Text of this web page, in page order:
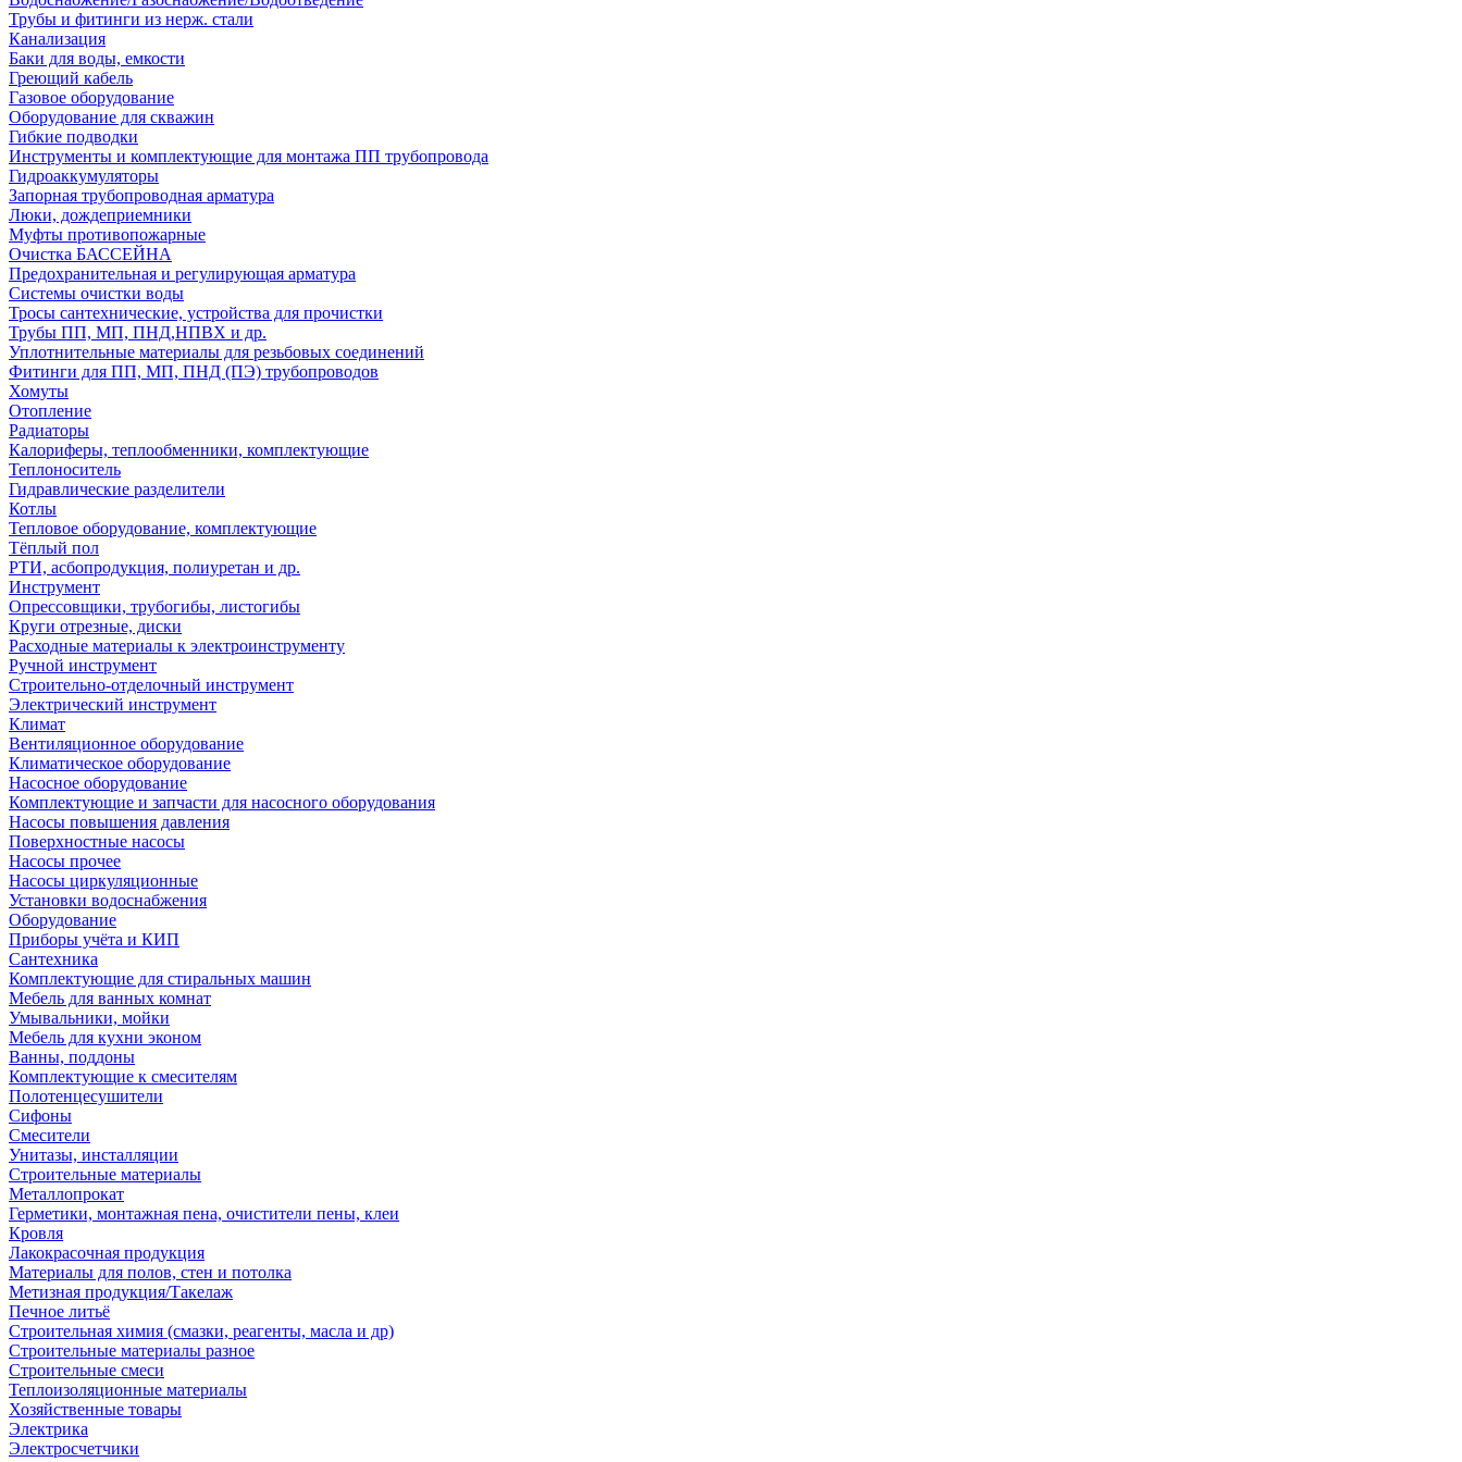
Трубы и фитинги из нерж. стали
Канализация
Баки для воды, емкости
Греющий кабель
Газовое оборудование
Оборудование для скважин
Гибкие подводки
Инструменты и комплектующие для монтажа ПП трубопровода
Гидроаккумуляторы
Запорная трубопроводная арматура
Люки, дождеприемники
Муфты противопожарные
Очистка БАССЕЙНА
Предохранительная и регулирующая арматура
Системы очистки воды
Тросы сантехнические, устройства для прочистки
Трубы ПП, МП, ПНД,НПВХ и др.
Уплотнительные материалы для резьбовых соединений
Фитинги для ПП, МП, ПНД (ПЭ) трубопроводов
Хомуты
Отопление
Радиаторы
Калориферы, теплообменники, комплектующие
Теплоноситель
Гидравлические разделители
Котлы
Тепловое оборудование, комплектующие
Тёплый пол
РТИ, асбопродукция, полиуретан и др.
Инструмент
Опрессовщики, трубогибы, листогибы
Круги отрезные, диски
Расходные материалы к электроинструменту
Ручной инструмент
Строительно-отделочный инструмент
Электрический инструмент
Климат
Вентиляционное оборудование
Климатическое оборудование
Насосное оборудование
Комплектующие и запчасти для насосного оборудования
Насосы повышения давления
Поверхностные насосы
Насосы прочее
Насосы циркуляционные
Установки водоснабжения
Оборудование
Приборы учёта и КИП
Сантехника
Комплектующие для стиральных машин
Мебель для ванных комнат
Умывальники, мойки
Мебель для кухни эконом
Ванны, поддоны
Комплектующие к смесителям
Полотенцесушители
Сифоны
Смесители
Унитазы, инсталляции
Строительные материалы
Металлопрокат
Герметики, монтажная пена, очистители пены, клеи
Кровля
Лакокрасочная продукция
Материалы для полов, стен и потолка
Метизная продукция/Такелаж
Печное литьё
Строительная химия (смазки, реагенты, масла и др)
Строительные материалы разное
Строительные смеси
Теплоизоляционные материалы
Хозяйственные товары
Электрика
Электросчетчики